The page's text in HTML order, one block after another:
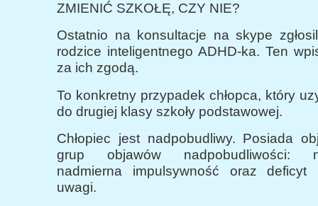
ZMIENIĆ SZKOŁĘ, CZY NIE?
Ostatnio na konsultacje na skype
rodzice inteligentnego ADHD-ka. Ten
za ich zgodą.
To konkretny przypadek chłopca, który
do drugiej klasy szkoły podstawowej.
Chłopiec jest nadpobudliwy. Posiada
grup objawów nadpobudliwości:
nadmierna impulsywność oraz deficyt
uwagi.